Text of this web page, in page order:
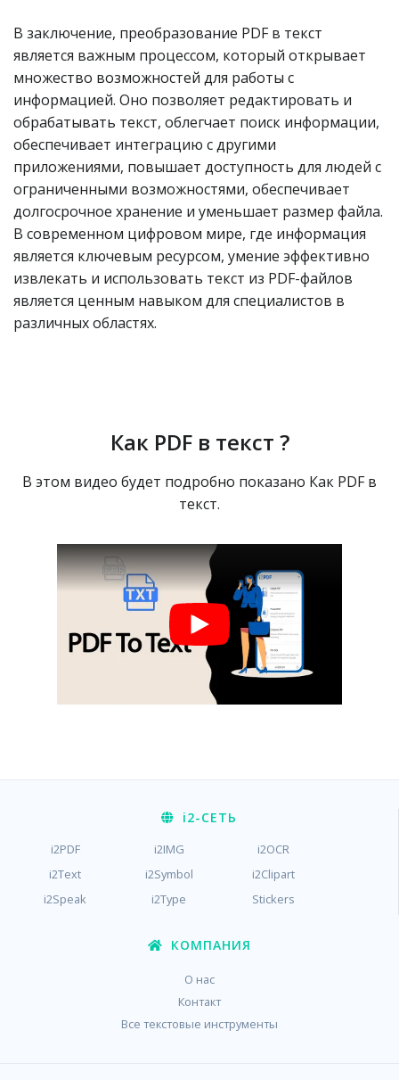
В заключение, преобразование PDF в текст
является важным процессом, который открывает
множество возможностей для работы с
информацией. Оно позволяет редактировать и
обрабатывать текст, облегчает поиск информации,
обеспечивает интеграцию с другими
приложениями, повышает доступность для людей с
ограниченными возможностями, обеспечивает
долгосрочное хранение и уменьшает размер файла.
В современном цифровом мире, где информация
является ключевым ресурсом, умение эффективно
извлекать и использовать текст из PDF-файлов
является ценным навыком для специалистов в
различных областях.
Как PDF в текст ?
В этом видео будет подробно показано Как PDF в
текст.
i2-СЕТЬ
i2PDF i2IMG
i2OCR
i2Text
i2Symbol
i2Clipart
i2Speak
i2Type Stickers
КОМПАНИЯ
О нас
Контакт
Все текстовые инструменты